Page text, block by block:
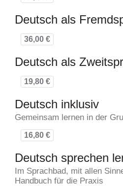
Deutsch als
36,00 €
Deutsch als
19,80 €
Deutsch inklusiv
Gemeinsam lernen in der
16,80 €
Deutsch sprechen
Im Sprachbad, mit allen
Handbuch für die Praxis